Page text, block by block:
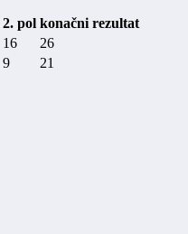
2. pol konačni rezultat
16
26
9
21